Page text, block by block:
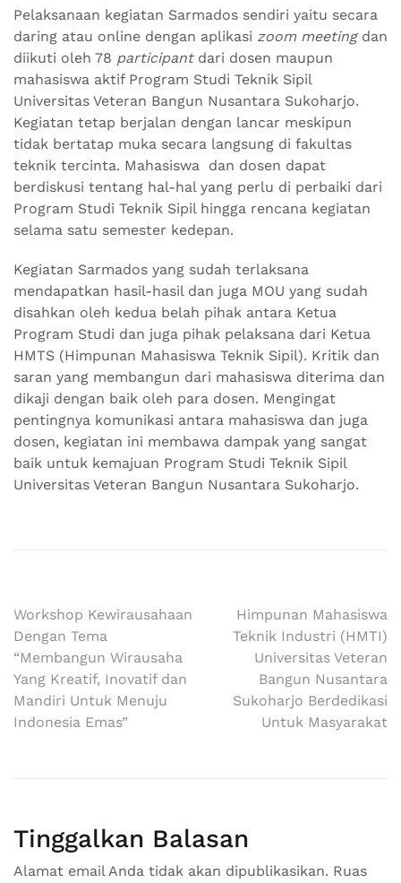
Pelaksanaan kegiatan Sarmados sendiri yaitu secara
daring atau online dengan aplikasi zoom meetingdan
diikuti oleh 78 participant dari dosen maupun
mahasiswa aktif Program Studi Teknik Sipil
Universitas Veteran Bangun Nusantara Sukoharjo.
Kegiatan tetap berjalan dengan lancar meskipun
tidak bertatap muka secara langsung di fakultas
teknik tercinta. Mahasiswa dan dosen dapat
berdiskusi tentang hal-hal yang perlu di perbaiki dari
Program Studi Teknik Sipil hingga rencana kegiatan
selama satu semester kedepan.
Kegiatan Sarmados yang sudah terlaksana
mendapatkan hasil-hasil dan juga MOU yang sudah
disahkan oleh kedua belah pihak antara Ketua
Program Studi dan juga pihak pelaksana dari Ketua
HMTS (Himpunan Mahasiswa Teknik Sipil). Kritik dan
saran yang membangun dari mahasiswa diterima dan
dikaji dengan baik oleh para dosen. Mengingat
pentingnya komunikasi antara mahasiswa dan juga
dosen, kegiatan ini membawa dampak yang sangat
baik untuk kemajuan Program Studi Teknik Sipil
Universitas Veteran Bangun Nusantara Sukoharjo.
Navigasi
pos
Workshop Kewirausahaan
Dengan Tema
“Membangun Wirausaha
Yang Kreatif, Inovatif dan
Mandiri Untuk Menuju
Indonesia Emas”
Himpunan Mahasiswa
Teknik Industri (HMTI)
Universitas Veteran
Bangun Nusantara
Sukoharjo Berdedikasi
Untuk Masyarakat
Tinggalkan Balasan
Alamat email Anda tidak akan dipublikasikan. Ruas